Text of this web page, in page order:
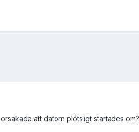
att datorn plötsligt startades om?